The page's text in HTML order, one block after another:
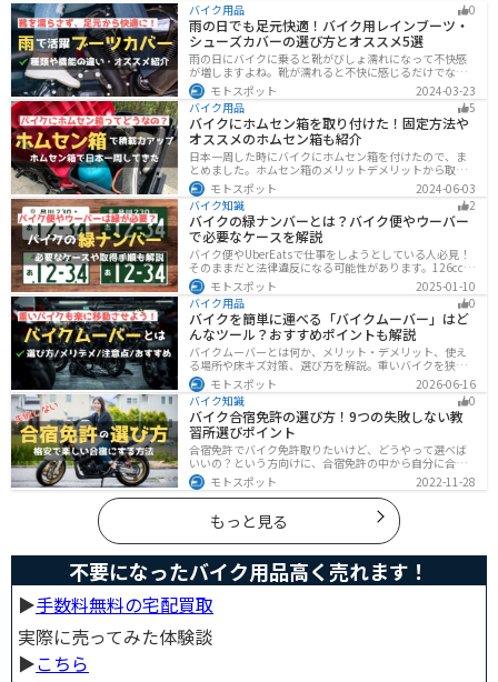
バイク用品 0
雨の日でも足元快適！バイク用レインブーツ・
シューズカバーの選び方とオススメ5選
雨の日にバイクに乗ると靴がびしょ濡れになって不快感
が増しますよね。靴が濡れると不快に感じるだけでなく
操作性にも影響が出るので事故の原因にもなります。ブ
ーツカバーを使うことで靴を雨や汚れから防ぐことがで
きます。防風効果もあるので寒さ対策にもなります。
モトスポット
2024-03-23
バイク用品
5
バイクにホムセン箱を取り付けた！固定方法や
オススメのホムセン箱も紹介
日本一周した時にバイクにホムセン箱を付けたので、ま
とめました。ホムセン箱のメリットデメリットから取り
付け方法、実際につけてどううだったのか、オススメの
ホムセン箱まで全て解説します。バイクにホムセン箱を
付けたいと思っている人はぜひ参考にしてください。
モトスポット
2024-06-03
バイク知識
2
バイクの緑ナンバーとは？バイク便やウーバー
で必要なケースを解説
バイク便やUberEatsで仕事をしようとしている人必見！
そのままだと法律違反になる可能性があります。126cc以
上のバイクで運送事業を行う場合、緑ナンバー（事業
用）が必要になります。本記事では緑ナンバーの必要な
ケースや取得方法を解説します。
モトスポット
2025-01-10
バイク用品
0
バイクを簡単に運べる「バイクムーバー」はど
んなツール？おすすめポイントも解説
バイクムーバーとは何か、メリット・デメリット、使え
る場所や床キズ対策、選び方を解説。重いバイクを狭い
ガレージで楽に移動したい方へ、ワールドウォークやFov
nyなどおすすめ商品2選の特徴も紹介します。駐車時の切
り返しや転倒の不安を減らしたいライダー必見です。導
入前の注意点もわかります。安全面まで確認。
モトスポット
2026-06-16
バイク知識
0
バイク合宿免許の選び方！9つの失敗しない教
習所選びポイント
合宿免許でバイク免許取りたいけど、どうやって選べば
いいの？という方向けに、合宿免許の中から自分に合っ
た教習所を選ぶ方法をまとめました。押さえるべきポイ
ントは9つです。料金をできるだけ抑えたり、旅行も兼ね
て楽しみたい人必見です！
モトスポット 2022-11-28
もっと見る
不要になったバイク用品高く売れます！
▶︎手数料無料の宅配買取
実際に売ってみた体験談
▶︎こちら